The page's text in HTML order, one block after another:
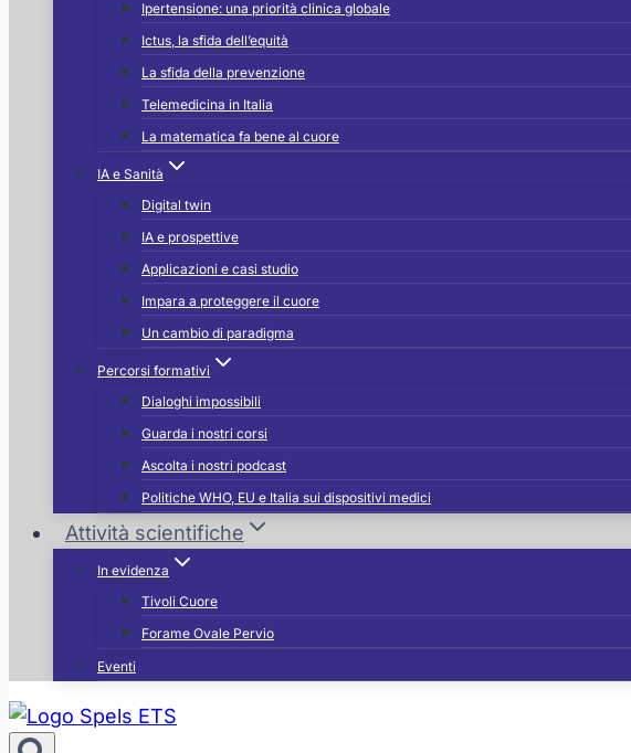
Ipertensione: una priorità clinica globale
Ictus, la sfida dell’equità
La sfida della prevenzione
Telemedicina in Italia
La matematica fa bene al cuore
IA e Sanità
Digital twin
IA e prospettive
Applicazioni e casi studio
Impara a proteggere il cuore
Un cambio di paradigma
Percorsi formativi
Dialoghi impossibili
Guarda i nostri corsi
Ascolta i nostri podcast
Politiche WHO, EU e Italia sui dispositivi medici
Attività scientifiche
In evidenza
Tivoli Cuore
Forame Ovale Pervio
Eventi